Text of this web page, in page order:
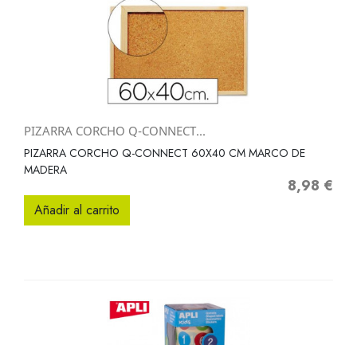
PIZARRA CORCHO Q-CONNECT...
PIZARRA CORCHO Q-CONNECT 60X40 CM MARCO DE
MADERA
Precio
8,98 €
Añadir al carrito